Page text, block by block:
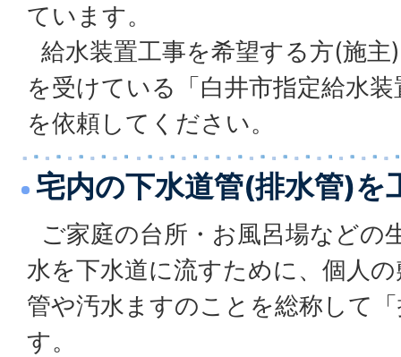
ています。
給水装置工事を希望する方(施
を受けている「白井市指定給水
を依頼してください。
宅内の下水道管(排水管)を
ご家庭の台所・お風呂場などの
水を下水道に流すために、個人
管や汚水ますのことを総称して
す。